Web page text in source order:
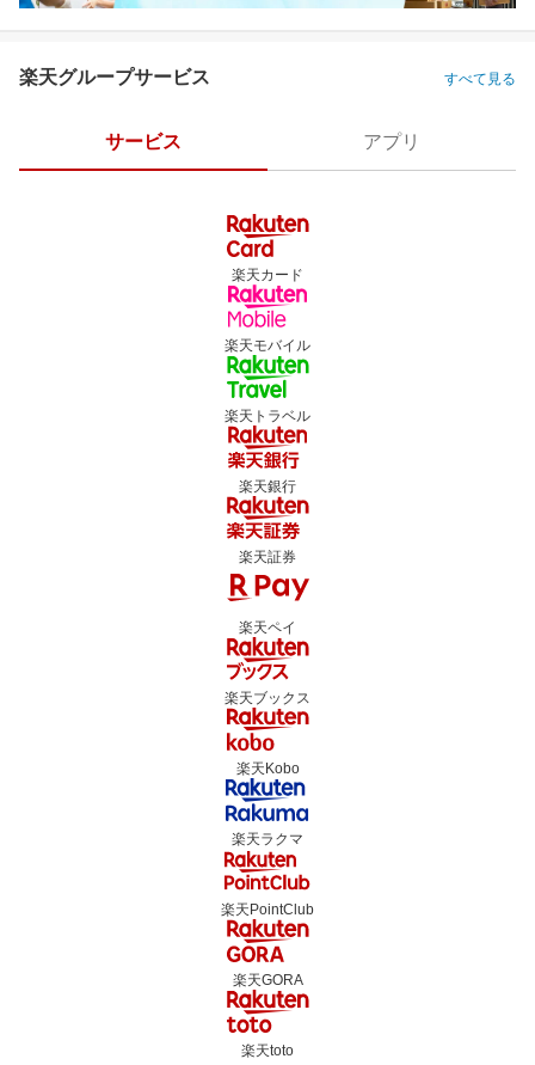
楽天グループサービス すべて見る
サービス アプリ
楽天カード
楽天モバイル
楽天トラベル
楽天銀行
楽天証券
楽天ペイ
楽天ブックス
楽天Kobo
楽天ラクマ
楽天PointClub
楽天GORA
楽天toto